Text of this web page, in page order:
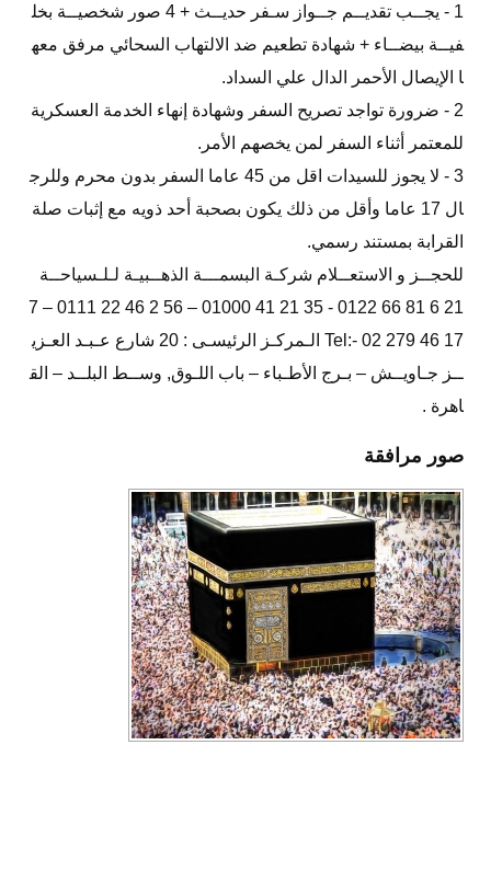
1 - يجــب تقديــم جــواز سـفر حديــث + 4 صور شخصيــة بخل
فيــة بيضــاء + شهادة تطعيم ضد الالتهاب السحائي مرفق معه
ا الإيصال الأحمر الدال علي السداد.
2 - ضرورة تواجد تصريح السفر وشهادة إنهاء الخدمة العسكرية
للمعتمر أثناء السفر لمن يخصهم الأمر.
3 - لا يجوز للسيدات اقل من 45 عاما السفر بدون محرم وللرج
ال 17 عاما وأقل من ذلك يكون بصحبة أحد ذويه مع إثبات صلة
القرابة بمستند رسمي.
للحجــز و الاستعــلام شركـة البسمـــة الذهــبيـة لـلـسياحــة
21 6 81 66 0122 - 35 21 41 01000 – 56 2 46 22 0111 – 7
17 46 279 02 -:Tel الـمركـز الرئيسـى : 20 شارع عـبـد العـزي
ــز جـاويــش – بـرج الأطـباء – باب اللـوق, وســط البلــد – الق
اهرة .
صور مرافقة